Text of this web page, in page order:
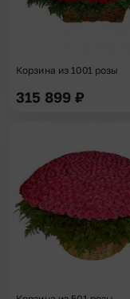
Корзина из 1001 розы
315 899 ₽